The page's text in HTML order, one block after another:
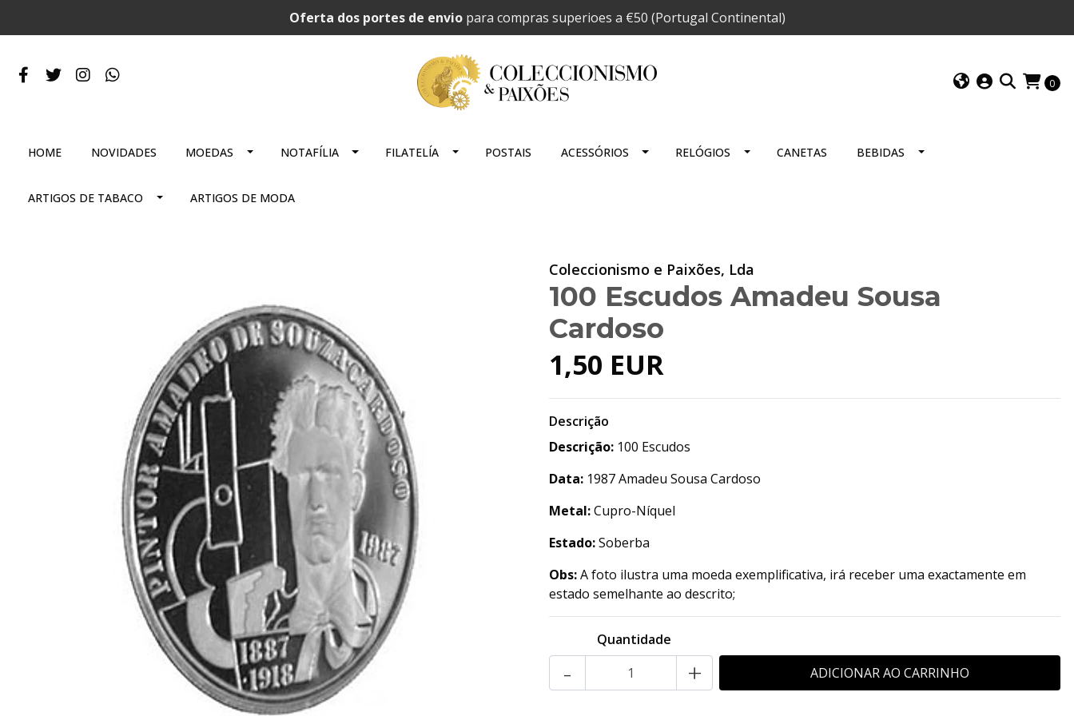
Oferta dos portes de enviopara compras superioes a €50 (Portugal Continental)
0
HOME NOVIDADES MOEDAS NOTAFÍLIA FILATELÍA POSTAIS ACESSÓRIOS RELÓGIOS CANETAS BEBIDAS
ARTIGOS DE TABACO ARTIGOS DE MODA
Coleccionismo e Paixões, Lda
100 Escudos Amadeu Sousa
Cardoso
1,50 EUR
Descrição
Descrição: 100 Escudos
Data: 1987 Amadeu Sousa Cardoso
Metal:Cupro-Níquel
Estado:Soberba
Obs:A foto ilustra uma moeda exemplificativa, irá receber uma exactamente em
estado semelhante ao descrito;
Quantidade
- +